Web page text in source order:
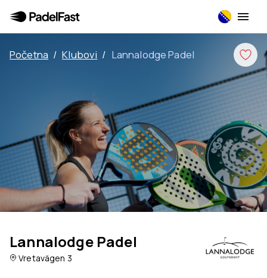
Početna / Klubovi / Lannalodge Padel
Lannalodge Padel
Vretavägen 3